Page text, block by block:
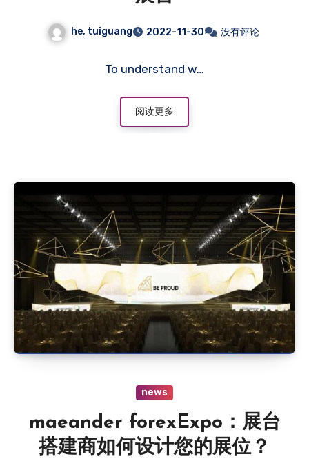
he, tuiguang 2022-11-30 没有评论
To understand w…
阅读更多
news
maeander forexExpo：展台
搭建商如何设计您的展位？